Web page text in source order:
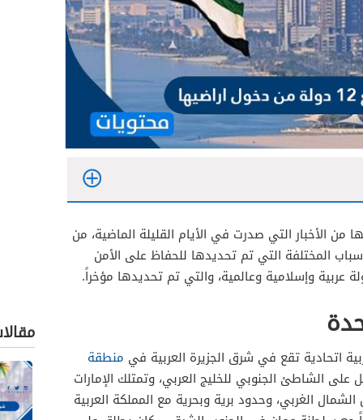
اراضيها من الأخبار التي صدرت في الأيام القليلة الماضية، من
المختلفة التي تم تحديدها للحفاظ على الأمن
اتحادية تقع في شرق الجزيرة العربية في منطقة
الشاطئ الجنوبي للخليج العربي، وتمتلك الإمارات
الغربي، وحدود برية وبحرية مع المملكة العربية